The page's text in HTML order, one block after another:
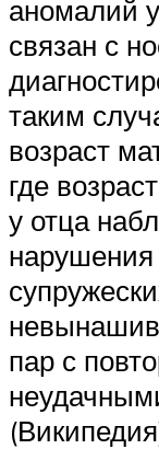
аномалий
связан с
таким
возраст
где
у отца
нарушения
пар с